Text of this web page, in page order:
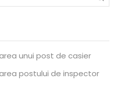
unui post de casier
postului de inspector